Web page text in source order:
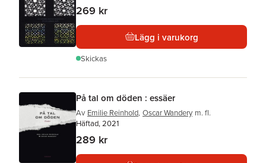
269 kr
Lägg i varukorg
Skickas
På tal om döden : essäer
Av Emilie Reinhold, Oscar Wandery m. fl.
Häftad, 2021
289 kr